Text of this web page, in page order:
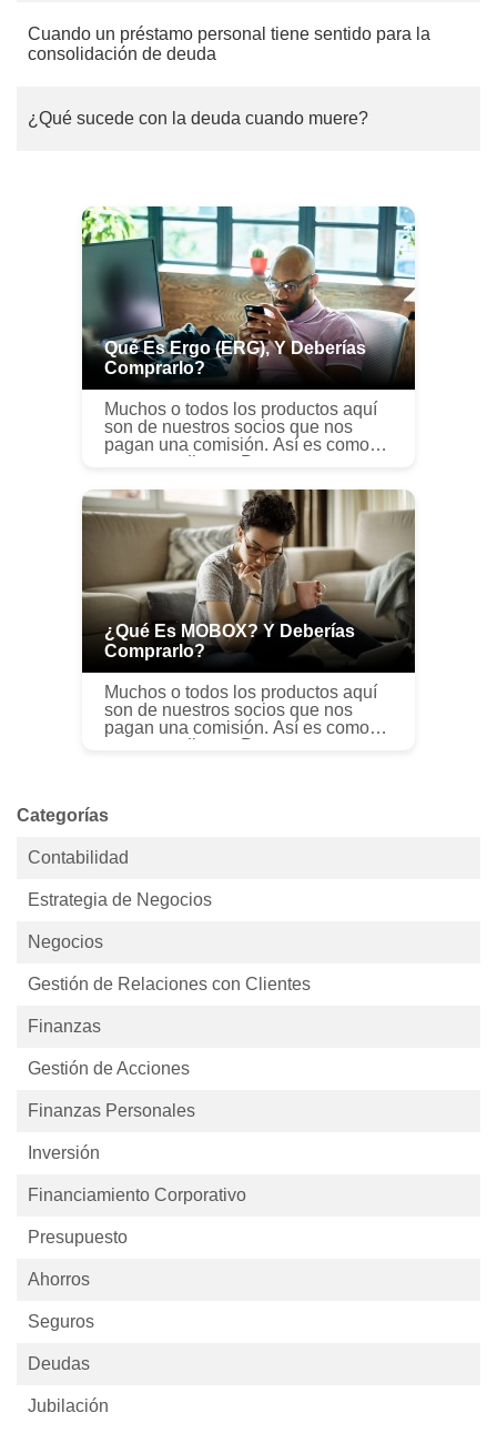
Cuando un préstamo personal tiene sentido para la
consolidación de deuda
¿Qué sucede con la deuda cuando muere?
Qué Es Ergo (ERG), Y Deberías
Comprarlo?
Muchos o todos los productos aquí
son de nuestros socios que nos
pagan una comisión. Así es como
ganamos dinero. Pero nuestra
opiniones de nuestros expertos no
s...
¿Qué Es MOBOX? Y Deberías
Comprarlo?
Muchos o todos los productos aquí
son de nuestros socios que nos
pagan una comisión. Así es como
ganamos dinero. Pero nuestra
Categorías
Contabilidad
Estrategia de Negocios
Negocios
Gestión de Relaciones con Clientes
Finanzas
Gestión de Acciones
Finanzas Personales
Inversión
Financiamiento Corporativo
Presupuesto
Ahorros
Seguros
Deudas
Jubilación